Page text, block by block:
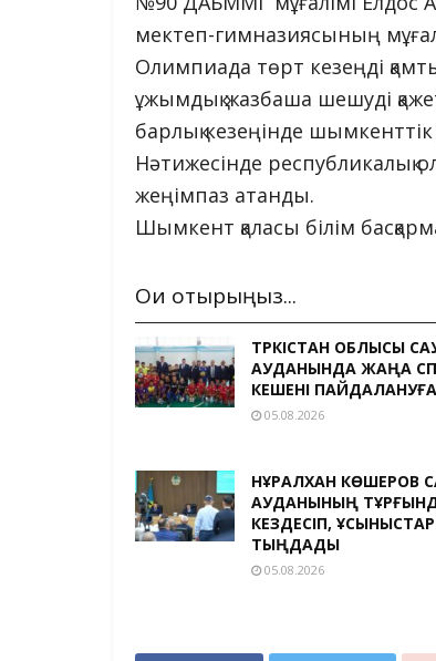
мектеп-гимназиясының
Олимпиада төрт кезеңді
ұжымдық жазбаша шешуді
барлық кезеңінде шымкенттік
Нәтижесінде республикалық
жеңімпаз атанды.
Шымкент қаласы білім
Оқи отырыңыз...
ТҮРКІСТАН ОБЛЫСЫ
АУДАНЫНДА ЖАҢА
КЕШЕНІ ПАЙДАЛАНУҒА
05.08.2026
НҰРАЛХАН КӨШЕРОВ
АУДАНЫНЫҢ
КЕЗДЕСІП,
ТЫҢДАДЫ
05.08.2026